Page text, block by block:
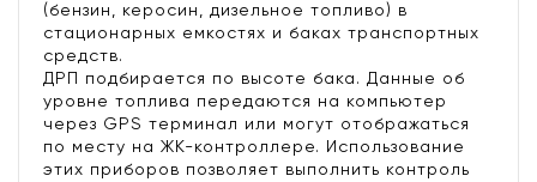
(бензин, керосин, дизельное топливо) в
стационарных емкостях и баках транспортных
средств.
ДРП подбирается по высоте бака. Данные об
уровне топлива передаются на компьютер
через GPS терминал или могут отображаться
по месту на ЖК-контроллере. Использование
этих приборов позволяет выполнить контроль